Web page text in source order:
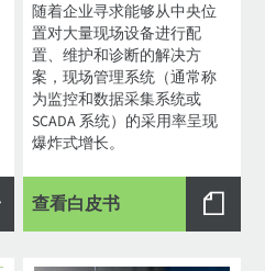
随着企业寻求能够从中央位
置对大量现场设备进行配
置、维护和诊断的解决方
案，现场管理系统（通常称
为监控和数据采集系统或
SCADA 系统）的采用率呈现
爆炸式增长。
查看白皮书